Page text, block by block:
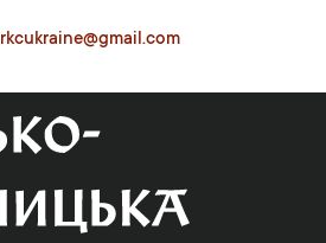
rkcukraine@gmail.com